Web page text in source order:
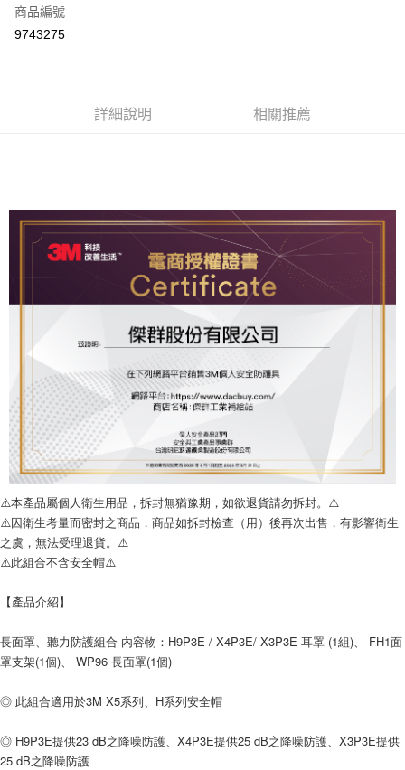
超商取貨付款
每筆NT$60
付款後全家取貨
付款後7-11取貨
每筆NT$60
新竹物流(大件商品、貨量較大)
每筆NT$200，滿NT$5,000(含以上)免運費
商品編號
9743275
詳細說明 相關推薦
⚠️本產品屬個人衛生用品，拆封無猶豫期，如欲退貨請勿拆封。⚠️
⚠️因衛生考量而密封之商品，商品如拆封檢查（用）後再次出售，有影響衛生
之虞，無法受理退貨。⚠️
⚠️此組合不含安全帽⚠️
【產品介紹】
長面罩、聽力防護組合 內容物：H9P3E / X4P3E/ X3P3E 耳罩 (1組)、 FH1面
罩支架(1個)、 WP96 長面罩(1個)
◎ 此組合適用於3M X5系列、H系列安全帽
◎ H9P3E提供23 dB之降噪防護、X4P3E提供25 dB之降噪防護、X3P3E提供
25 dB之降噪防護